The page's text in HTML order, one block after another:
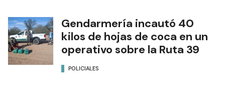
Gendarmería incautó 40
kilos de hojas de coca en un
operativo sobre la Ruta 39
POLICIALES